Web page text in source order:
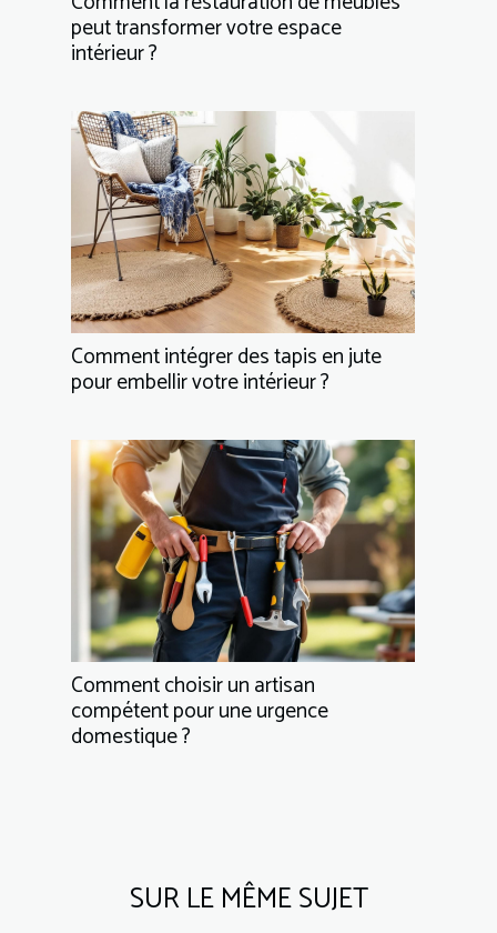
peut transformer votre espace
intérieur ?
Comment intégrer des tapis en jute
pour embellir votre intérieur ?
Comment choisir un artisan
compétent pour une urgence
domestique ?
SUR LE MÊME SUJET